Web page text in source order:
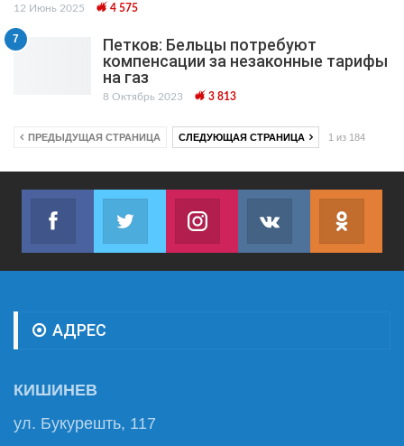
12 Июнь 2025 4 575
7
Петков: Бельцы потребуют
компенсации за незаконные тарифы
на газ
8 Октябрь 2023 3 813
ПРЕДЫДУЩАЯ СТРАНИЦА СЛЕДУЮЩАЯ СТРАНИЦА 1 из 184
Facebook
Join us on Facebook
Twitter
Join us on TwitterJoin us on InstagramJoin us on VK
АДРЕС
КИШИНЕВ
ул. Букурешть, 117